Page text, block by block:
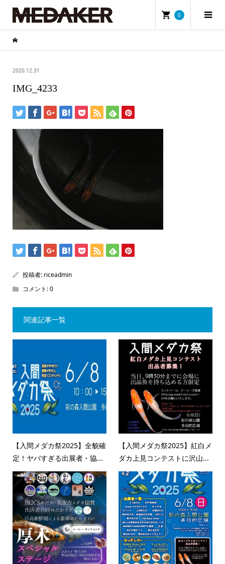
0
2020.12.31
IMG_4233
投稿者: riceadmin
コメント:0
関連記事一覧
【入間メダカ祭2025】全貌確
定！ヤバすぎる出展者・協...
【入間メダカ祭2025】紅白メ
ダカ上見コンテストに沢山...